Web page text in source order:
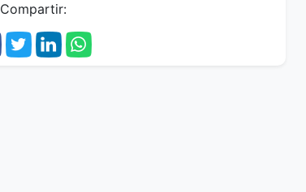
Compartir: